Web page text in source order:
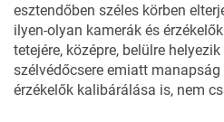
esztendőben széles körben
ilyen-olyan kamerák és
tetejére, középre, belülre
szélvédőcsere emiatt manapság
érzékelők kalibárálása is, nem